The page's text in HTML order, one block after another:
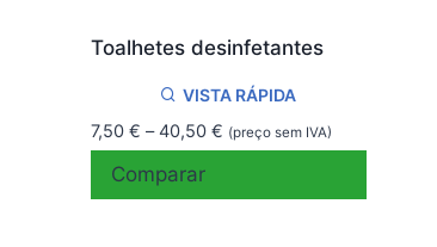
Toalhetes desinfetantes
VISTA RÁPIDA
7,50 € – 40,50 €Price
range:
(preço sem IVA)
Comparar